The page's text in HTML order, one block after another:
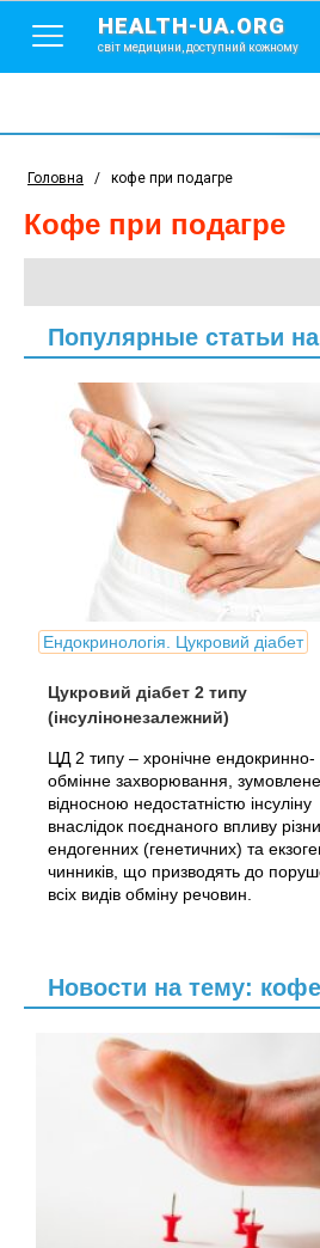
HEALTH-UA.ORG
світ медицини, доступний кожному
Головна / кофе при подагре
кофе при подагре
Популярные статьи
Ендокринологія. Цукровий діабет
Цукровий діабет 2 типу
(інсулінонезалежний)
ЦД 2 типу – хронічне ендокринно-
обмінне захворювання, зумовлене
відносною недостатністю інсуліну
внаслідок поєднаного впливу
ендогенних (генетичних) та
чинників, що призводять до
всіх видів обміну речовин.
Новости на тему: